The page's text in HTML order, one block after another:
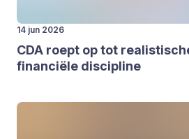
14 jun 2026
CDA roept op tot
finan­ci­ë­le dis­ci­pli­ne